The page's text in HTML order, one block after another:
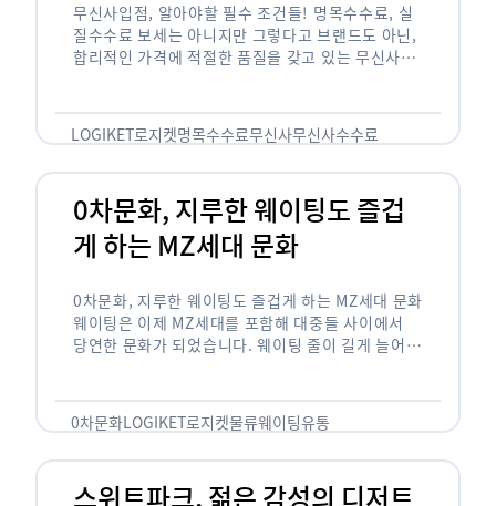
무신사입점, 알아야할 필수 조건들! 명목수수료, 실
질수수료 보세는 아니지만 그렇다고 브랜드도 아닌,
합리적인 가격에 적절한 품질을 갖고 있는 무신사!
LOGIKET로지켓명목수수료무신사무신사수수료
0차문화, 지루한 웨이팅도 즐겁
게 하는 MZ세대 문화
0차문화, 지루한 웨이팅도 즐겁게 하는 MZ세대 문화
웨이팅은 이제 MZ세대를 포함해 대중들 사이에서
당연한 문화가 되었습니다. 웨이팅 줄이 길게 늘어서
0차문화LOGIKET로지켓물류웨이팅유통
스위트파크, 젊은 감성의 디저트